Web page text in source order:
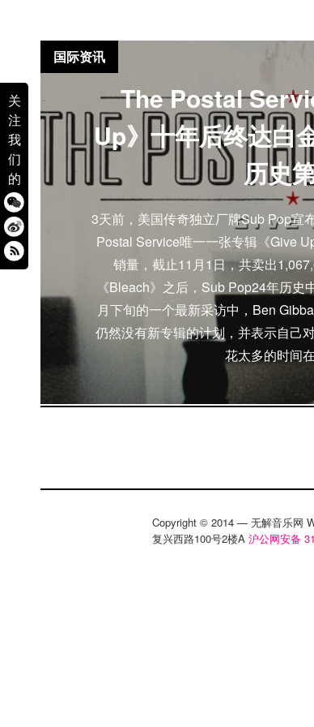
关
注
我
们
的
The Postal
Up》十年后终达白
历史
3天前，美国传奇独立厂牌Sub Pop宣
Postal Service唯一一张专辑《Give
销量，截止11月1日，共卖出
《Bleach》之后，Sub Pop24年历
月下旬的一个最新采访中，Ben
仍然没有新专辑的计划，并表示自己
花太多的时间
国际资讯
Copyright © 2014 — 无解音乐网
复兴西路100号2楼A 沪公网安备